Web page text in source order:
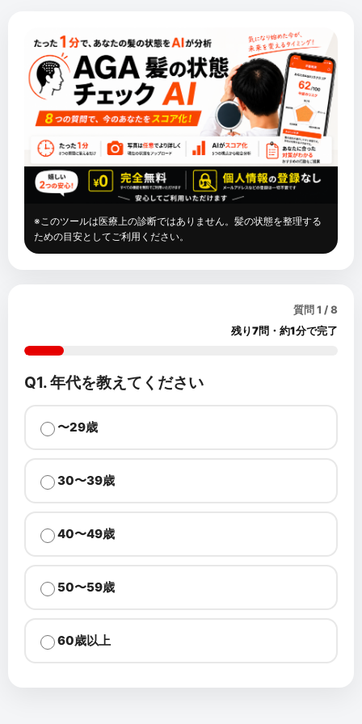
※このツールは医療上の診断ではありません。髪の状態を整理する
ための目安としてご利用ください。
質問 1 /8
残り7問・約1分で完了
Q1. 年代を教えてください
〜29歳
30〜39歳
40〜49歳
50〜59歳
60歳以上